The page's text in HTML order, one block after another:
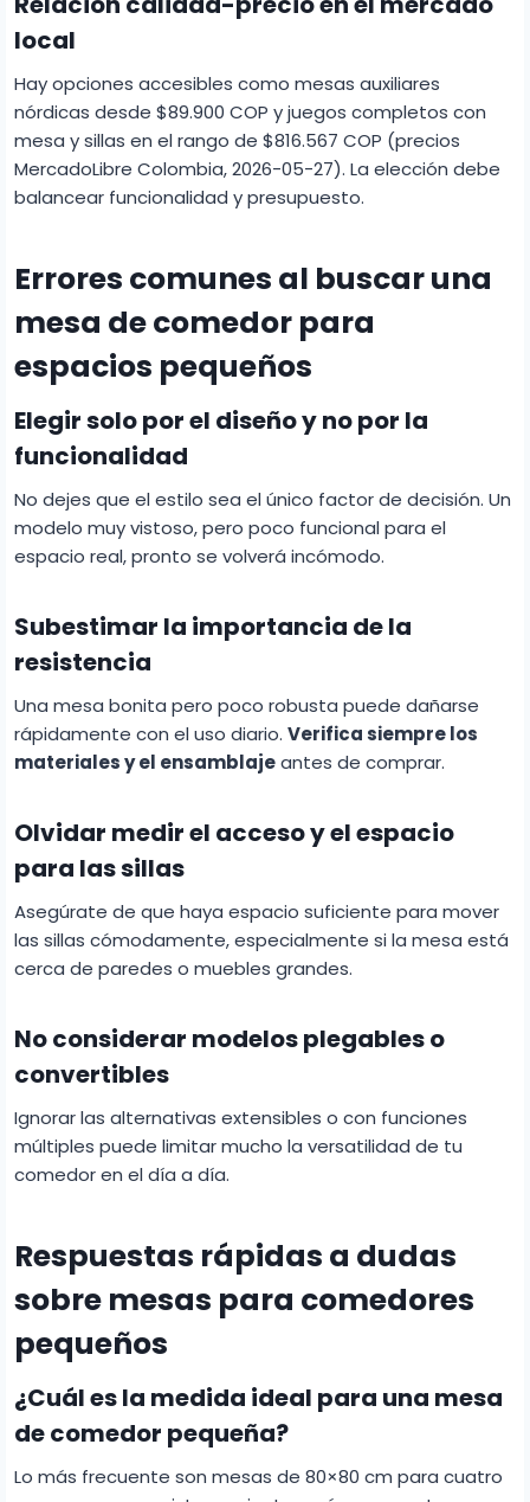
local
Hay opciones accesibles como mesas auxiliares
nórdicas desde $89.900 COP y juegos completos con
mesa y sillas en el rango de $816.567 COP (precios
MercadoLibre Colombia, 2026-05-27). La elección debe
balancear funcionalidad y presupuesto.
Errores comunes al buscar una
mesa de comedor para
espacios pequeños
Elegir solo por el diseño y no por la
funcionalidad
No dejes que el estilo sea el único factor de decisión. Un
modelo muy vistoso, pero poco funcional para el
espacio real, pronto se volverá incómodo.
Subestimar la importancia de la
resistencia
Una mesa bonita pero poco robusta puede dañarse
rápidamente con el uso diario. Verifica siempre los
materiales y el ensamblajeantes de comprar.
Olvidar medir el acceso y el espacio
para las sillas
Asegúrate de que haya espacio suficiente para mover
las sillas cómodamente, especialmente si la mesa está
cerca de paredes o muebles grandes.
No considerar modelos plegables o
convertibles
Ignorar las alternativas extensibles o con funciones
múltiples puede limitar mucho la versatilidad de tu
comedor en el día a día.
Respuestas rápidas a dudas
sobre mesas para comedores
pequeños
¿Cuál es la medida ideal para una mesa
de comedor pequeña?
Lo más frecuente son mesas de 80×80 cm para cuatro